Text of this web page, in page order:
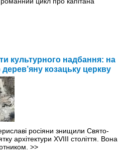
культурного надбання: на
козацьку церкву
росіяни знищили Свято-
архітектури XVIII століття. Вона
>>